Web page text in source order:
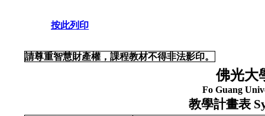
按此列印
請尊重智慧財產權，課程教材不得非法影印。
佛光大
Fo Guang
教學計畫表